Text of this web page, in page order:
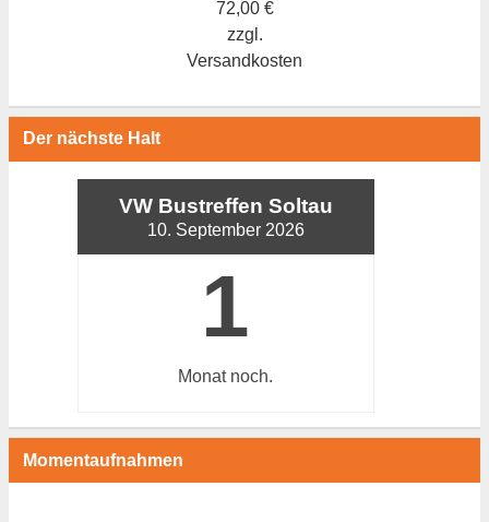
72,00 €
zzgl.
Versandkosten
Der nächste Halt
VW Bustreffen Soltau
10. September 2026
1
Monatnoch.
Momentaufnahmen